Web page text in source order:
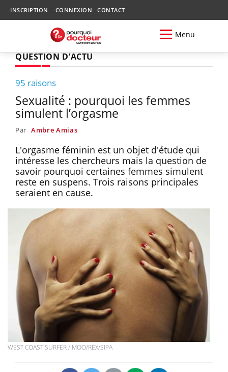
INSCRIPTION CONNEXION CONTACT
Menu
QUESTION D'ACTU
95 raisons
Sexualité : pourquoi les femmes
simulent l’orgasme
Par Ambre Amias
L'orgasme féminin est un objet d'étude qui
intéresse les chercheurs mais la question de
savoir pourquoi certaines femmes simulent
reste en suspens. Trois raisons principales
seraient en cause.
WEST COAST SURFER / MOO/REX/SIPA